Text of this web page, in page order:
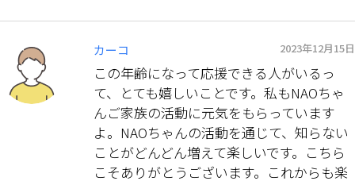
カーコ 2023年12月15日
この年齢になって応援できる人がいるっ
て、とても嬉しいことです。私もNAOちゃ
んご家族の活動に元気をもらっています
よ。NAOちゃんの活動を通じて、知らない
ことがどんどん増えて楽しいです。こちら
こそありがとうございます。これからも楽